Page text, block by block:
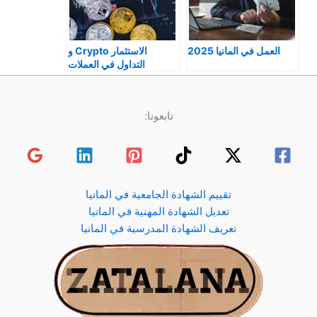
العمل في المانيا 2025
الاستثمار Crypto و
التداول في العملات
الرقمية المانيا 2025
تابعونا:
تقييم الشهادة الجامعية في المانيا
تعديل الشهادة المهنية في المانيا
تعريف الشهادة المدرسية في المانيا